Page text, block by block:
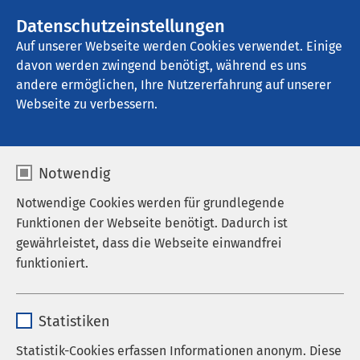
Datenschutzeinstellungen
Auf unserer Webseite werden Cookies verwendet. Einige
davon werden zwingend benötigt, während es uns
andere ermöglichen, Ihre Nutzererfahrung auf unserer
Webseite zu verbessern.
Notwendig
Notwendige Cookies werden für grundlegende
Funktionen der Webseite benötigt. Dadurch ist
gewährleistet, dass die Webseite einwandfrei
funktioniert.
Anbieter sgalinski
Statistiken
Statistik-Cookies erfassen Informationen anonym. Diese
AMEOS Reha Klinikum Ratzeburg